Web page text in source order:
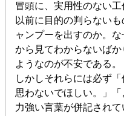
冒頭に、実用性のない
以前に目的の判らない
ャンプーを出すのか。
から見てわからないば
ようなのが不安である。
しかしそれらには必ず
思わないでほしい。」
力強い言葉が併記されて